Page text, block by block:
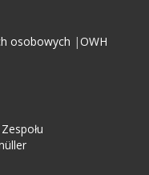
osobowych |OWH